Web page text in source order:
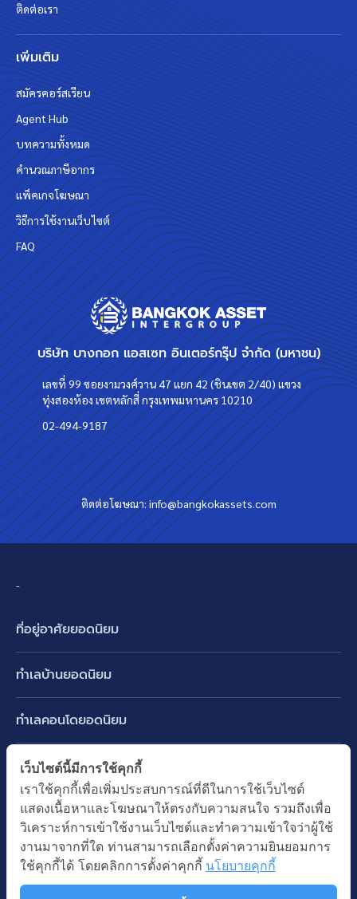
บริษัท บางกอก แอสเซท อินเตอร์กรุ๊ป จำกัด (มหาชน)
เลขที่ 99 ซอยงามวงศ์วาน 47 แยก 42 (ชินเขต 2/40) แขวง
ทุ่งสองห้อง เขตหลักสี่ กรุงเทพมหานคร 10210
02-494-9187
ติดต่อโฆษณา:info@bangkokassets.com
ติดต่อเรา
เพิ่มเติม
สมัครคอร์สเรียน
Agent Hub
บทความทั้งหมด
คำนวณภาษีอากร
แพ็คเกจโฆษณา
วิธีการใช้งานเว็บไซต์
FAQ
-
ที่อยู่อาศัยยอดนิยม
ทาวน์เฮ้าส์ ทาวน์โฮม
คอนโดมิเนียม
อาคารพาณิชย์ ตึกแถว
ที่ดินเปล่า
อพาร์ทเม้นท์ หอพัก
ออฟฟิต สำนักงาน
โรงงาน โกดัง
ทำเลบ้านยอดนิยม
บางนา รามคำแหง 2
ปทุมธานี รังสิต ลำลูกกา
นนทบุรี บางใหญ่ บางบัวทอง
ทำเลคอนโดยอดนิยม
พระราม 9
อ่อนนุช ปุณณวิถี
รัชดาภิเษก ห้วยขวาง
ห้าแยกลาดพร้าว
ทำเล BTS ยอดนิยม
BTS ทองหล่อ
BTS เอกมัย
BTS พร้อมพงษ์
BTS อ่อนนุช
ทำเล MRT ยอดนิยม
MRT เพชรบุรี
MRT พระราม 9
คำค้นยอดนิยม
บ้านมือสอง
เว็บไซต์นี้มีการใช้คุกกี้
เราใช้คุกกี้เพื่อเพิ่มประสบการณ์ที่ดีในการใช้เว็บไซต์
แสดงเนื้อหาและโฆษณาให้ตรงกับความสนใจ รวมถึงเพื่อ
วิเคราะห์การเข้าใช้งานเว็บไซต์และทำความเข้าใจว่าผู้ใช้
งานมาจากที่ใด ท่านสามารถเลือกตั้งค่าความยินยอมการ
ใช้คุกกี้ได้ โดยคลิกการตั้งค่าคุกกี้ นโยบายคุกกี้